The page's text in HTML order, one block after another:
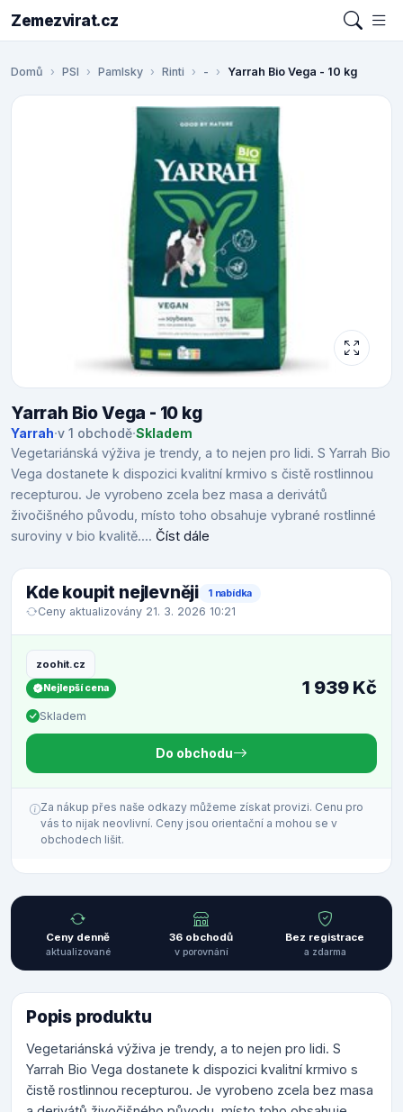
Zemezvirat.cz
Domů PSI Pamlsky Rinti - Yarrah Bio Vega - 10 kg
Yarrah Bio Vega - 10 kg
Yarrah·v 1 obchodě·Skladem
Vegetariánská výživa je trendy, a to nejen pro lidi. S Yarrah Bio
Vega dostanete k dispozici kvalitní krmivo s čistě rostlinnou
recepturou. Je vyrobeno zcela bez masa a derivátů
živočišného původu, místo toho obsahuje vybrané rostlinné
suroviny v bio kvalitě.... Číst dále
Kde koupit nejlevněji 1 nabídka
Ceny aktualizovány 21. 3. 2026 10:21
zoohit.cz
Nejlepší cena
Skladem
1 939 Kč
Do obchodu
Za nákup přes naše odkazy můžeme získat provizi. Cenu pro
vás to nijak neovlivní. Ceny jsou orientační a mohou se v
obchodech lišit.
Ceny denně
aktualizované
36 obchodů
v porovnání
Bez registrace
a zdarma
Popis produktu
Vegetariánská výživa je trendy, a to nejen pro lidi. S
Yarrah Bio Vega dostanete k dispozici kvalitní krmivo s
čistě rostlinnou recepturou. Je vyrobeno zcela bez masa